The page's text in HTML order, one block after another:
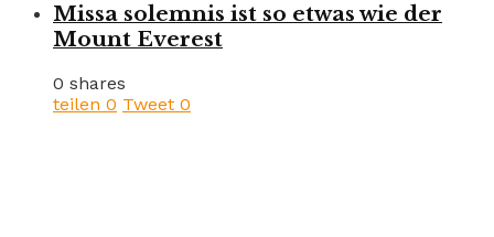
Missa solemnis ist so etwas wie der
Mount Everest
0 shares
teilen 0 Tweet 0